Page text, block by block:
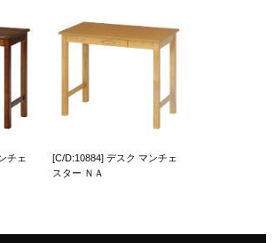
チェ
[C/D:10884] デスク マンチェ
スター ＮＡ